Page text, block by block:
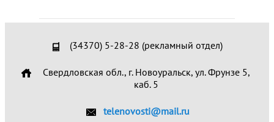
(34370) 5-28-28 (рекламный отдел)
Свердловская обл., г. Новоуральск, ул. Фрунзе 5,
каб. 5
telenovosti@mail.ru